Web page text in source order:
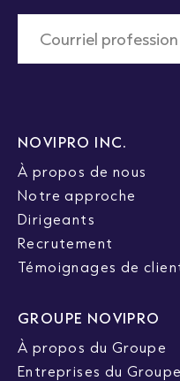
NOVIPRO INC.
À propos de nous
Notre approche
Dirigeants
Recrutement
Témoignages de
GROUPE NOVIPRO
À propos du Groupe
Entreprises du Groupe